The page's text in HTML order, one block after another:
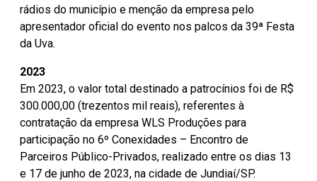
rádios do município e menção da empresa pelo
apresentador oficial do evento nos palcos da 39ª Festa
da Uva.
2023
Em 2023, o valor total destinado a patrocínios foi de R$
300.000,00 (trezentos mil reais), referentes à
contratação da empresa WLS Produções para
participação no 6º Conexidades – Encontro de
Parceiros Público-Privados, realizado entre os dias 13
e 17 de junho de 2023, na cidade de Jundiaí/SP.